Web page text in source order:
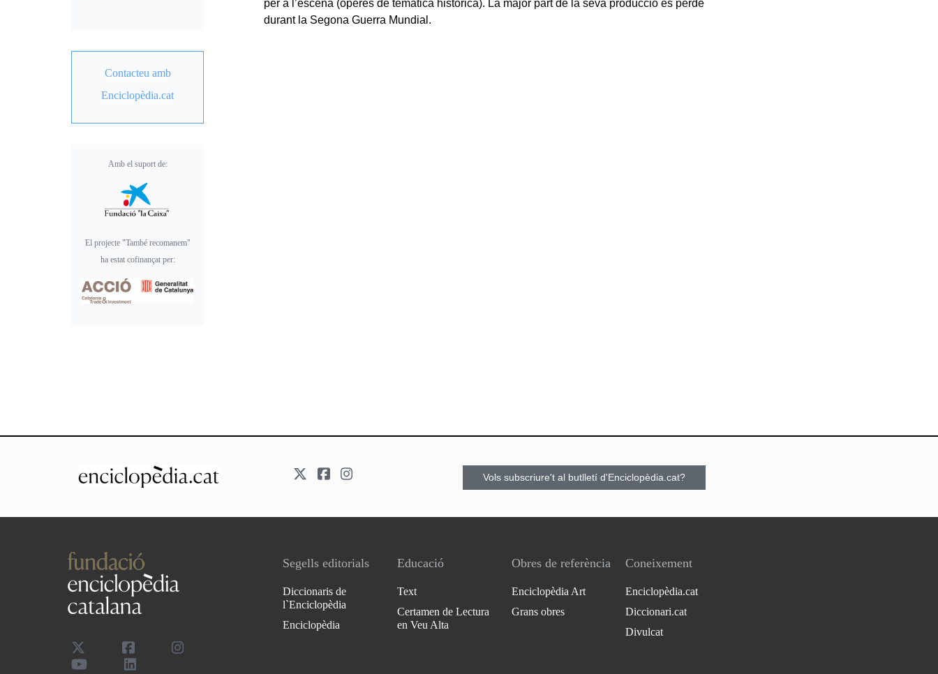
per a l’escena (òperes de temàtica històrica). La major part de la seva producció es perdé
durant la Segona Guerra Mundial.
Contacteu amb
Enciclopèdia.cat
Amb el suport de:
El projecte "També recomanem"
ha estat cofinançat per:
Vols subscriure't al butlletí d'Enciclopèdia.cat?
Segells editorials
Diccionaris de
l`Enciclopèdia
Enciclopèdia
Educació
Text
Certamen de Lectura
en Veu Alta
Obres de referència
Enciclopèdia Art
Grans obres
Coneixement
Enciclopèdia.cat
Diccionari.cat
Divulcat